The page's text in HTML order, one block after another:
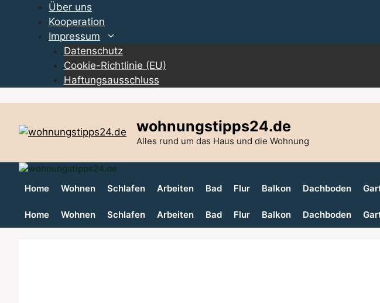
springen
Über uns
Kooperation
Impressum
Datenschutz
Cookie-Richtlinie (EU)
Haftungsausschluss
wohnungstipps24.de
Alles rund um das Haus und die Wohnung
Home Wohnen Schlafen Arbeiten Bad Flur Balkon Dachboden
Home Wohnen Schlafen Arbeiten Bad Flur Balkon Dachboden